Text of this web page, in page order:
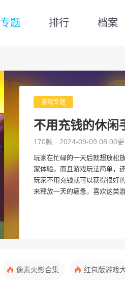
专题 排行 档案
游戏专题
不用充钱的休闲
170款 · 2024-09-09 08:00
玩家在忙碌的一天后就想放松
家体验。而且游戏玩法简单，
玩家不用充钱就可以获得很好
来释放一天的疲惫，喜欢这类
像素火影合集 红包版游戏